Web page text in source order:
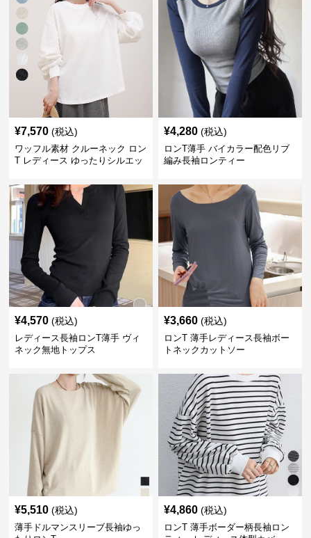
¥7,570 (税込)
ワッフル素材 クルーネック ロン
T レディース ゆったりシルエッ
¥4,280 (税込)
ロンT薄手 バイカラー配色リブ
編み長袖ロンティー
¥4,570 (税込)
レディース長袖ロンT薄手 ヴィ
ネック無地トップス
¥3,660 (税込)
ロンT 薄手レディース長袖ボー
トネックカットソー
¥5,510 (税込)
薄手ドルマンスリーブ長袖ゆっ
¥4,860 (税込)
ロンT 薄手ボーダー柄長袖ロン